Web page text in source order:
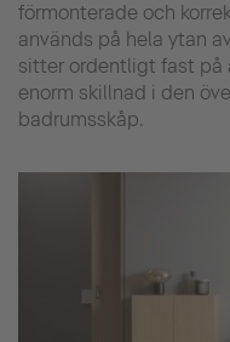
förmonterade och
används på hela ytan
sitter ordentligt fast på
enorm skillnad i den
badrumsskåp.